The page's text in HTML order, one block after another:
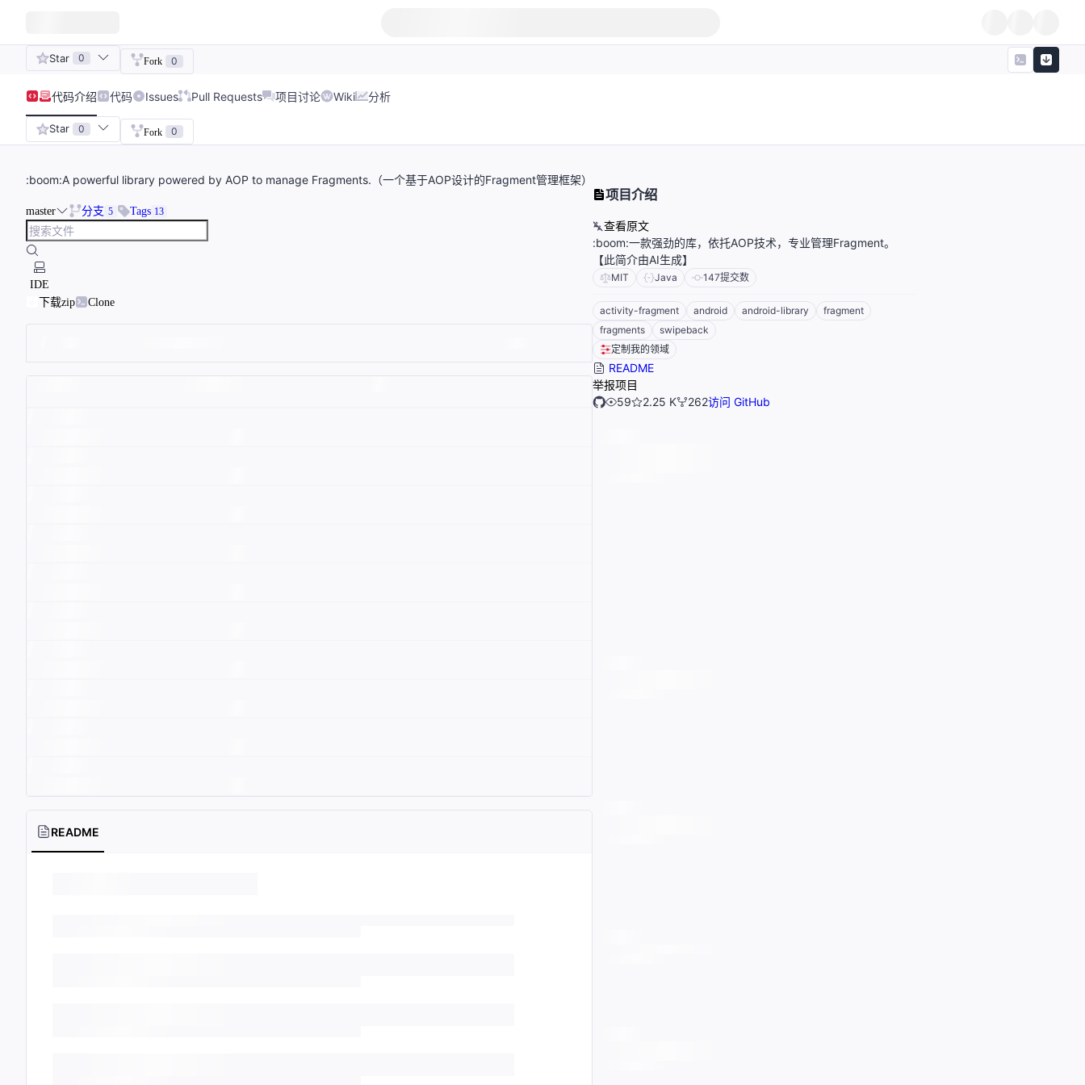
Star 0 Fork 0
代码介绍 代码 Issues Pull Requests 项目讨论 Wiki 分析
Star 0 Fork 0
:boom:A powerful library powered by AOP to manage Fragments.（一个基于AOP设计的Fragment管理框架）
master 分支 5 Tags 13
IDE
下载zip
Clone
README
项目介绍
查看原文
:boom:一款强劲的库，依托AOP技术，专业管理Fragment。
【此简介由AI生成】
MIT Java 147提交数
activity-fragment android android-library
fragment
fragments
swipeback
定制我的领域
README
举报项目
59
2.25 K 262访问 GitHub